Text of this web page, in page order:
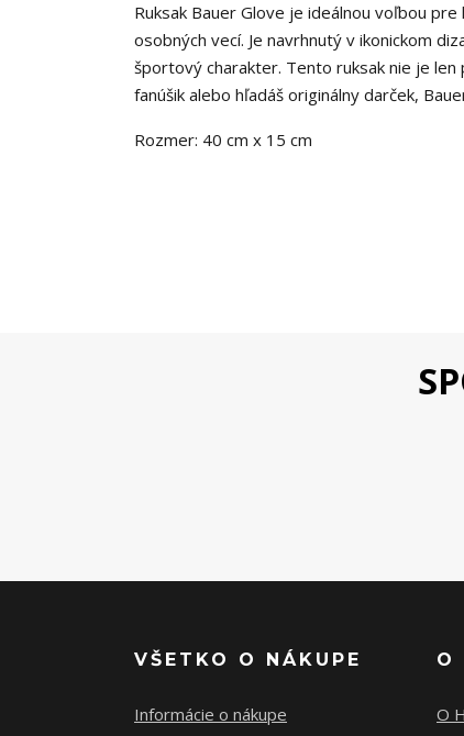
Ruksak Bauer Glove je ideálnou voľbou
osobných vecí. Je navrhnutý v ikonickom
športový charakter. Tento ruksak nie je
fanúšik alebo hľadáš originálny darček,
Rozmer: 40 cm x 15 cm
VŠETKO O NÁKUPE
Informácie o nákupe
O
O